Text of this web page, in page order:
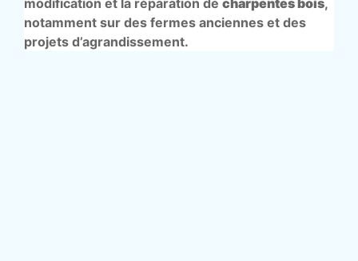
modification et la réparation de charpentes bois,
notamment sur des fermes anciennes et des
projets d’agrandissement.